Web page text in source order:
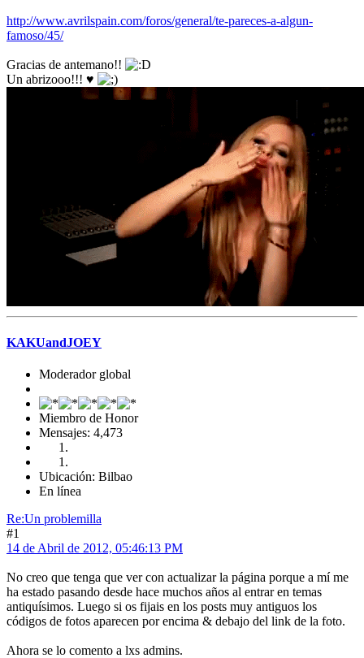
http://www.avrilspain.com/foros/general/te-pareces-a-algun-
famoso/45/
Gracias de antemano!!
Un abrizooo!!! ♥
KAKUandJOEY
Moderador global
Miembro de Honor
Mensajes: 4,473
Ubicación: Bilbao
En línea
Re:Un problemilla
#1
14 de Abril de 2012, 05:46:13 PM
No creo que tenga que ver con actualizar la página porque a mí me
ha estado pasando desde hace muchos años al entrar en temas
antiquísimos. Luego si os fijais en los posts muy antiguos los
códigos de fotos aparecen por encima & debajo del link de la foto.
Ahora se lo comento a lxs admins.